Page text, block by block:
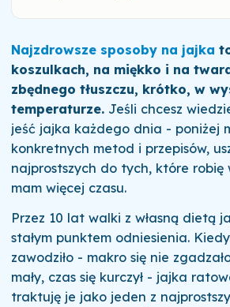
Najzdrowsze sposoby na jajka
koszulkach, na miękko i na
zbędnego tłuszczu, krótko, w
temperaturze.Jeśli chcesz
jeść jajka każdego dnia - poniżej
konkretnych metod i przepisów,
najprostszych do tych, które robię
mam więcej czasu.
Przez 10 lat walki z własną dietą
stałym punktem odniesienia.
zawodziło - makro się nie
mały, czas się kurczył - jajka
traktuję je jako jeden z